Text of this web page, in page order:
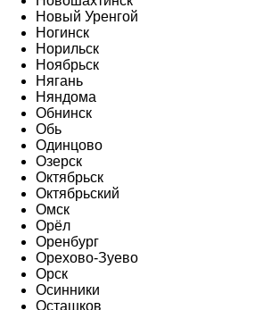
Новый Уренгой
Ногинск
Норильск
Ноябрьск
Нягань
Няндома
Обнинск
Обь
Одинцово
Озерск
Октябрьск
Октябрьский
Омск
Орёл
Оренбург
Орехово-Зуево
Орск
Осинники
Осташков